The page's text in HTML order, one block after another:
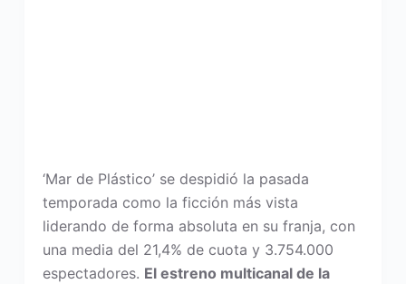
‘Mar de Plástico’ se despidió la pasada
temporada como la ficción más vista
liderando de forma absoluta en su franja, con
una media del 21,4% de cuota y 3.754.000
espectadores. El estreno multicanal de la